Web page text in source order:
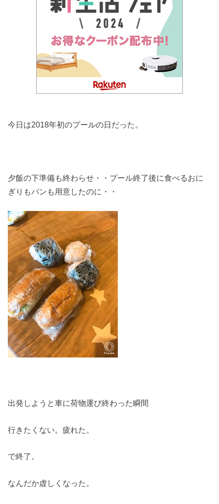
今日は2018年初のプールの日だった。
夕飯の下準備も終わらせ・・プール終了後に食べるおに
ぎりもパンも用意したのに・・
出発しようと車に荷物運び終わった瞬間
行きたくない。疲れた。
で終了。
なんだか虚しくなった。